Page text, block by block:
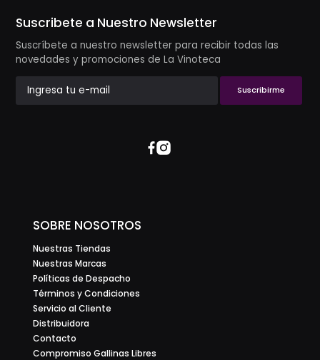
Suscribete a Nuestro Newsletter
Suscríbete a nuestro newsletter para recibir todas las
novedades y promociones de La Vinoteca
Suscribirme
SOBRE NOSOTROS
Nuestras Tiendas
Nuestras Marcas
Políticas de Despacho
Términos y Condiciones
Servicio al Cliente
Distribuidora
Contacto
Compromiso Gallinas Libres